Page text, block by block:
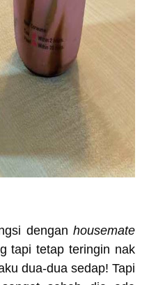
dengan housemate
tapi tetap teringin nak
dua-dua sedap! Tapi